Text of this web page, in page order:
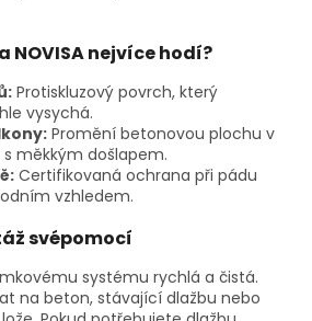
NOVISA nejvíce hodí?
Protiskluzový povrch, který
vysychá.
Promění betonovou plochu v
měkkým došlapem.
Certifikovaná ochrana při pádu
vzhledem.
svépomocí
systému rychlá a čistá.
na beton, stávající dlažbu nebo